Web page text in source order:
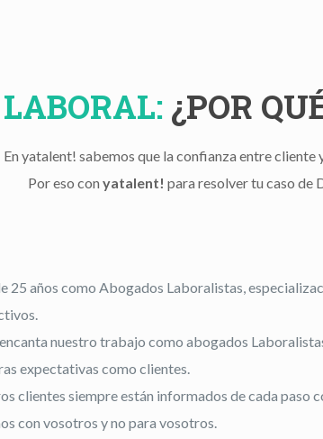
¿POR
En yatalent! sabemos que la confianza entre
Por eso con yatalent! para resolver tu caso de
25 años como Abogados Laboralistas,
nuestro trabajo como abogados
expectativas como clientes.
clientes siempre están informados de cada paso
con vosotros y no para vosotros.